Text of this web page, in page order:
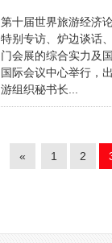
第十届世界旅游经济
特别专访、炉边谈话
门会展的综合实力及
国际会议中心举行，
游组织秘书长...
« 1 2